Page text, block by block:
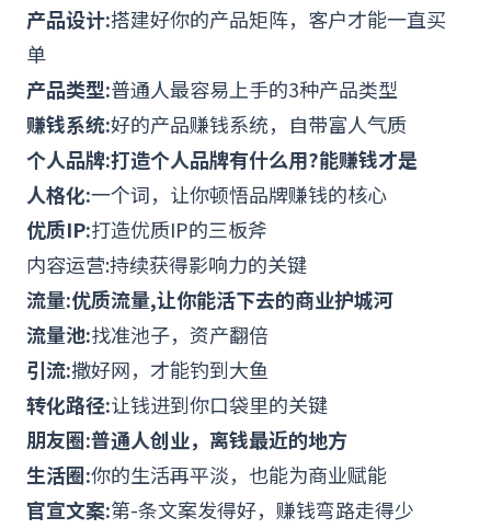
产品设计:搭建好你的产品矩阵，客户才能一直买
单
产品类型:普通人最容易上手的3种产品类型
赚钱系统:好的产品赚钱系统，自带富人气质
个人品牌:打造个人品牌有什么用?能赚钱才是
人格化:一个词，让你顿悟品牌赚钱的核心
优质IP:打造优质IP的三板斧
内容运营:持续获得影响力的关键
流量:优质流量,让你能活下去的商业护城河
流量池:找准池子，资产翻倍
引流:撒好网，才能钓到大鱼
转化路径:让钱进到你口袋里的关键
朋友圈:普通人创业，离钱最近的地方
生活圈:你的生活再平淡，也能为商业赋能
官宣文案:第-条文案发得好，赚钱弯路走得少